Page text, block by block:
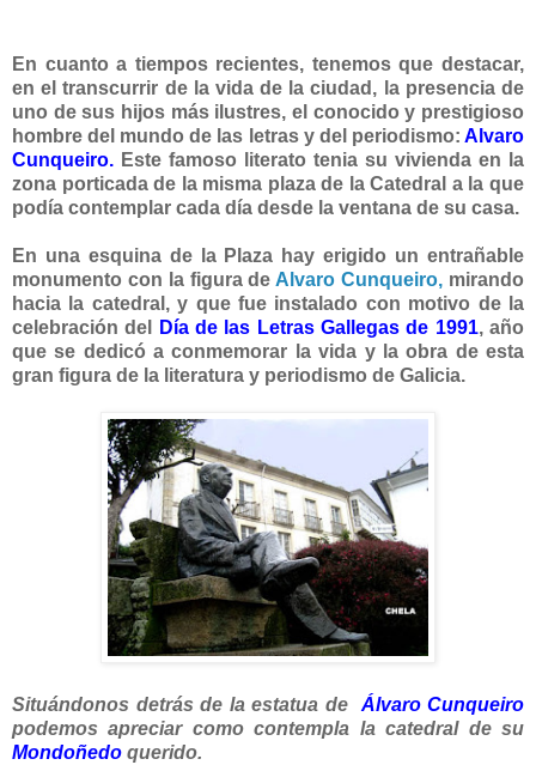
En cuanto a tiempos recientes, tenemos que destacar,
en eltranscurrir de la vida de la ciudad, la presencia de
uno de sus hijos más ilustres, el conocido y prestigioso
hombre del mundo de las letras y del periodismo: Alvaro
Cunqueiro. Este famoso literato tenia su vivienda en la
zona porticada de la misma plaza de la Catedral a la que
podía contemplar cada día desde la ventana de su casa.
En una esquina de la Plaza hay erigido un entrañable
monumento con la figura de Alvaro Cunqueiro, mirando
hacia la catedral, y que fue instalado con motivo de la
celebración del
Día de las Letras Gallegas de 1991, año
que se dedicó a conmemorar la vida y la obra de esta
gran figura de la literatura y periodismo de Galicia.
Situándonos detrás de la estatua de Álvaro Cunqueiro
podemos apreciar como contempla la catedral de su
Mondoñedo querido.